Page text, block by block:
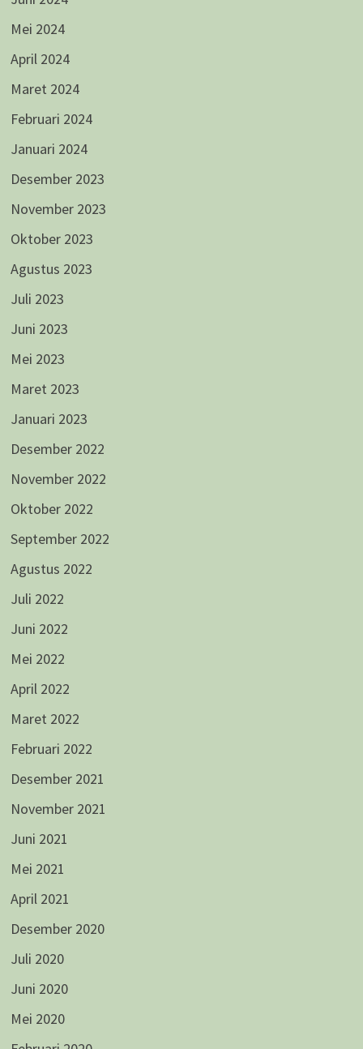
Mei 2024
April 2024
Maret 2024
Februari 2024
Januari 2024
Desember 2023
November 2023
Oktober 2023
Agustus 2023
Juli 2023
Juni 2023
Mei 2023
Maret 2023
Januari 2023
Desember 2022
November 2022
Oktober 2022
September 2022
Agustus 2022
Juli 2022
Juni 2022
Mei 2022
April 2022
Maret 2022
Februari 2022
Desember 2021
November 2021
Juni 2021
Mei 2021
April 2021
Desember 2020
Juli 2020
Juni 2020
Mei 2020